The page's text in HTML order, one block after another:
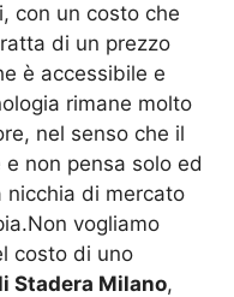
con un costo che
di un prezzo
è accessibile e
rimane molto
nel senso che il
non pensa solo ed
nicchia di mercato
vogliamo
costo di uno
Stadera Milano,